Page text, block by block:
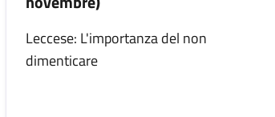
Leccese: L'importanza del non
dimenticare